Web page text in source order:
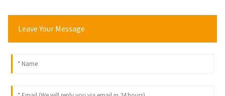
Leave Your Message